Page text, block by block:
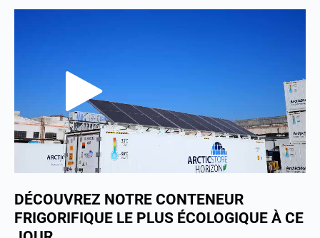
DÉCOUVREZ NOTRE CONTENEUR
FRIGORIFIQUE LE PLUS ÉCOLOGIQUE À CE